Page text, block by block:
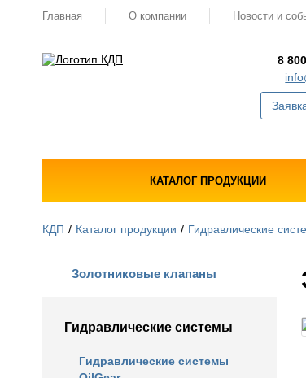
Главная О компании Новости и
8
КАТАЛОГ ПРОДУКЦИИ
КДП Каталог продукции Гидравлические
Золотниковые клапаны
Гидравлические системы
Гидравлические системы